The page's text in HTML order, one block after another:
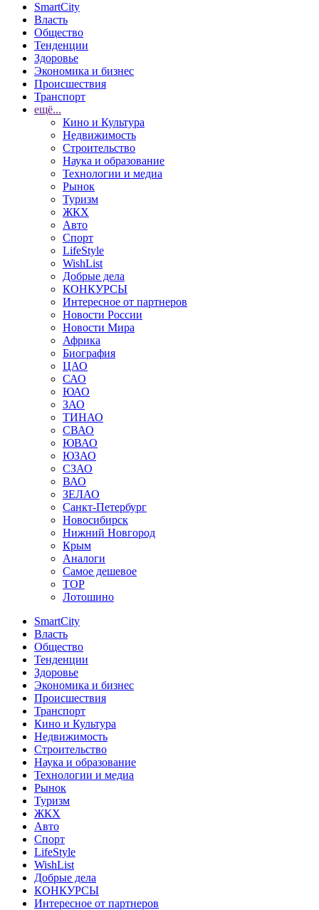
SmartCity
Власть
Общество
Тенденции
Здоровье
Экономика и бизнес
Происшествия
Транспорт
ещё...
Кино и Культура
Недвижимость
Строительство
Наука и образование
Технологии и медиа
Рынок
Туризм
ЖКХ
Авто
Спорт
LifeStyle
WishList
Добрые дела
КОНКУРСЫ
Интересное от партнеров
Новости России
Новости Мира
Африка
Биография
ЦАО
САО
ЮАО
ЗАО
ТИНАО
СВАО
ЮВАО
ЮЗАО
СЗАО
ВАО
ЗЕЛАО
Санкт-Петербург
Новосибирск
Нижний Новгород
Крым
Аналоги
Самое дешевое
TOP
Лотошино
SmartCity
Власть
Общество
Тенденции
Здоровье
Экономика и бизнес
Происшествия
Транспорт
Кино и Культура
Недвижимость
Строительство
Наука и образование
Технологии и медиа
Рынок
Туризм
ЖКХ
Авто
Спорт
LifeStyle
WishList
Добрые дела
КОНКУРСЫ
Интересное от партнеров